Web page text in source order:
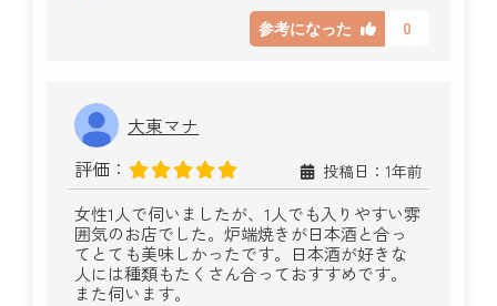
参考になった 0
大東マナ
評価：
投稿日：1年前
女性1人で伺いましたが、1人でも入りやすい雰
囲気のお店でした。炉端焼きが日本酒と合っ
てとても美味しかったです。日本酒が好きな
人には種類もたくさん合っておすすめです。
また伺います。